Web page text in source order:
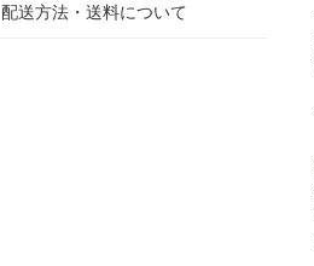
配送方法・送料について